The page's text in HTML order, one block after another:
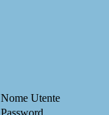
Nome Utente